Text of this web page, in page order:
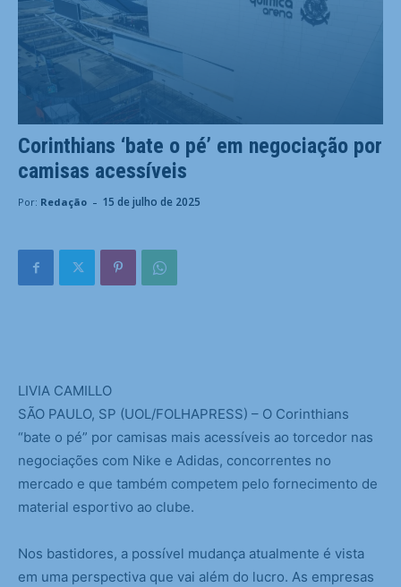
Corinthians ‘bate o pé’ em negociação por
camisas acessíveis
Por: Redação - 15 de julho de 2025
LIVIA CAMILLO
SÃO PAULO, SP (UOL/FOLHAPRESS) – O Corinthians
“bate o pé” por camisas mais acessíveis ao torcedor nas
negociações com Nike e Adidas, concorrentes no
mercado e que também competem pelo fornecimento de
material esportivo ao clube.
Nos bastidores, a possível mudança atualmente é vista
em uma perspectiva que vai além do lucro. As empresas